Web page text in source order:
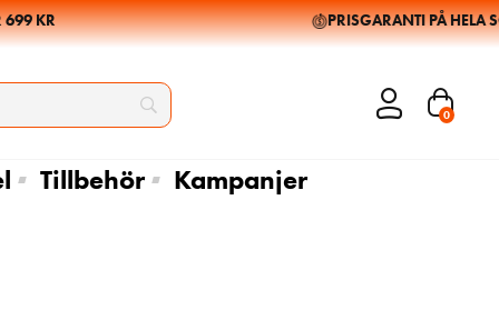
KR PRISGARANTI PÅ HELA
0
Tillbehör Kampanjer